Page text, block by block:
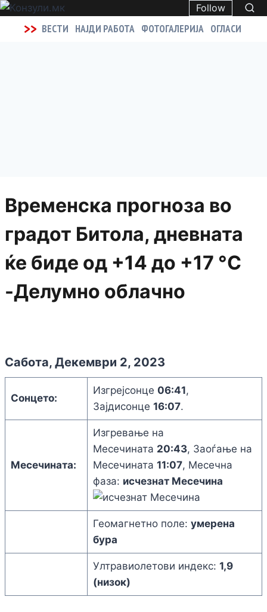
Follow
>> ВЕСТИ НАЈДИ РАБОТА ФОТОГАЛЕРИЈА ОГЛАСИ
Временска прогноза во
градот Битола, дневната
ќе биде од +14 до +17 °C
-Делумно облачно
Сабота, Декември 2, 2023
Сонцето:
Изгрејсонце 06:41,
Зајдисонце 16:07.
Месечината:
Изгревање на
Месечината 20:43, Заоѓање на
Месечината 11:07, Месечна
фаза: исчезнат Месечина
Геомагнетно поле: умерена
бура
Ултравиолетови индекс: 1,9
(низок)